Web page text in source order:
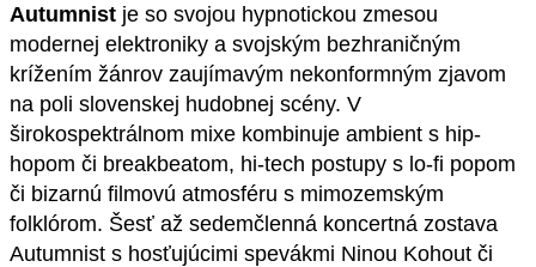
Autumnist je so svojou hypnotickou zmesou
modernej elektroniky a svojským bezhraničným
krížením žánrov zaujímavým nekonformným zjavom
na poli slovenskej hudobnej scény. V
širokospektrálnom mixe kombinuje ambient s hip-
hopom či breakbeatom, hi-tech postupy s lo-fi popom
či bizarnú filmovú atmosféru s mimozemským
folklórom. Šesť až sedemčlenná koncertná zostava
Autumnist s hosťujúcimi spevákmi Ninou Kohout či